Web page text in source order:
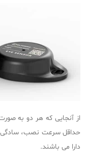
از آنجایی که هر دو به
حداقل سرعت نصب، سادگی،
دارا می باشند.